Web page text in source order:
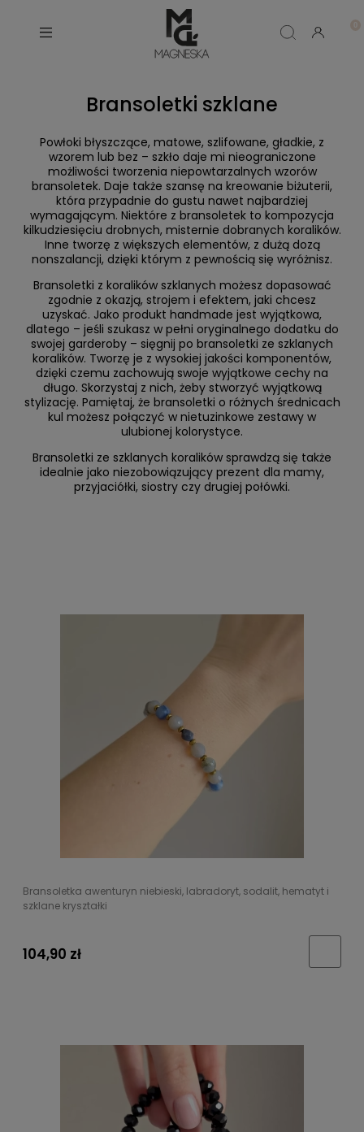
Bransoletki szklane
Powłoki błyszczące, matowe, szlifowane, gładkie, z
wzorem lub bez – szkło daje mi nieograniczone
możliwości tworzenia niepowtarzalnych wzorów
bransoletek. Daje także szansę na kreowanie biżuterii,
która przypadnie do gustu nawet najbardziej
wymagającym. Niektóre z bransoletek to kompozycja
kilkudziesięciu drobnych, misternie dobranych koralików.
Inne tworzę z większych elementów, z dużą dozą
nonszalancji, dzięki którym z pewnością się wyróżnisz.
Bransoletki z koralików szklanych możesz dopasować
zgodnie z okazją, strojem i efektem, jaki chcesz
uzyskać. Jako produkt handmade jest wyjątkowa,
dlatego – jeśli szukasz w pełni oryginalnego dodatku do
swojej garderoby – sięgnij po bransoletki ze szklanych
koralików. Tworzę je z wysokiej jakości komponentów,
dzięki czemu zachowują swoje wyjątkowe cechy na
długo. Skorzystaj z nich, żeby stworzyć wyjątkową
stylizację. Pamiętaj, że bransoletki o różnych średnicach
kul możesz połączyć w nietuzinkowe zestawy w
ulubionej kolorystyce.
Bransoletki ze szklanych koralików sprawdzą się także
idealnie jako niezobowiązujący prezent dla mamy,
przyjaciółki, siostry czy drugiej połówki.
Bransoletka awenturyn niebieski, labradoryt, sodalit, hematyt i
szklane kryształki
104,90 zł